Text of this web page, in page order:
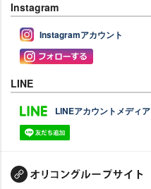
Instagram
Instagramアカウント
LINE
LINEアカウントメディア